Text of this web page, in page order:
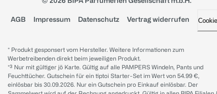
AGB Impressum Datenschutz Vertrag widerrufen
* Produkt gesponsert vom Hersteller. Weitere Informationen zum
Werbetreibenden direkt beim jeweiligen Produkt.
*³ Nur mit gültiger jö Karte. Gültig auf alle PAMPERS Windeln, Pants und
Feuchttücher. Gutschein für ein tiptoi Starter-Set im Wert von 54.99 €,
einlösbar bis 30.09.2026. Nur ein Gutschein pro Einkauf einlösbar. Der